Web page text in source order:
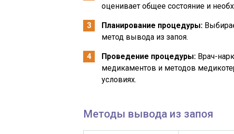
оценивает общее состояние и
Планирование процедуры:
метод вывода из запоя.
Проведение процедуры: Врач-
медикаментов и методов
условиях.
Методы вывода из запоя